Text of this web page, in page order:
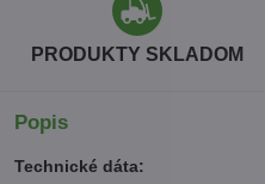
PRODUKTY SKLADOM
Popis
Technické dáta: